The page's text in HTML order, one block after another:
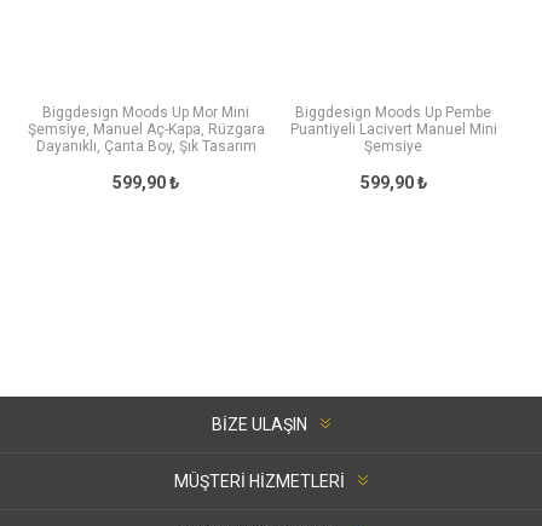
Biggdesign Moods Up Mor Mini
Şemsiye, Manuel Aç-Kapa, Rüzgara
Dayanıklı, Çanta Boy, Şık Tasarım
599,90 ₺
Biggdesign Moods Up Pembe
Puantiyeli Lacivert Manuel Mini
Şemsiye
599,90 ₺
BIZE ULAŞIN
MÜŞTERI HIZMETLERI